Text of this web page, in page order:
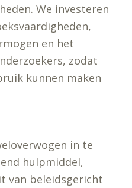
We investeren
en het
zodat
kunnen maken
in te
hulpmiddel,
van beleidsgericht